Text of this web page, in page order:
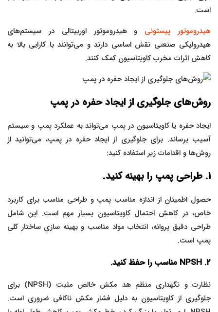
است.
هیدروموتور پیستونی و هیدروموتور اوربیتالی در سیستم‌های
هیدرولیکی صنعتی نقش اساسی دارند و می‌توانند با کارایی بالا به
کاهش اثرات مخرب کاویتاسیون کمک کنند.
روش‌های جلوگیری از ایجاد حفره در پمپ
ایجاد حفره یا کاویتاسیون در پمپ می‌تواند به عملکرد پمپ و سیستم
آسیب برساند. برای جلوگیری از ایجاد حفره در پمپ، می‌توانید از
روش‌ها و اقدامات زیر استفاده کنید:
۱. طراحی پمپ را بهینه کنید.
حصول اطمینان از اندازه مناسب پمپ و طراحی مناسب برای کاربرد
خاص، در کاهش احتمال کاویتاسیون بسیار مهم است. این شامل
طراحی دقیق پروانه، انتخاب مواد مناسب و بهینه سازی ساختار کلی
پمپ است.
۲. NPSH مناسب را حفظ کنید.
نظارت و نگهداری منظم هد مکش خالص مثبت (NPSH) برای
جلوگیری از کاویتاسیون به دلیل فشار مکش ناکافی ضروری است.